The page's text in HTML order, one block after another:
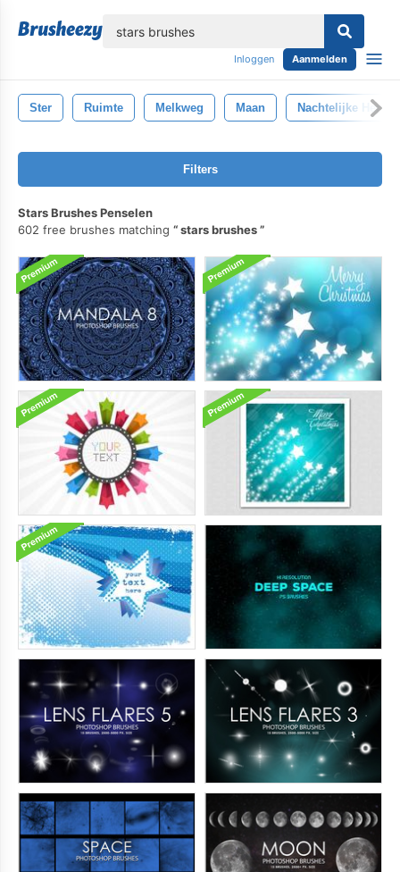
Inloggen Aanmelden
Ster Ruimte Melkweg Maan Nachtelijke Hemel
Filters
Stars Brushes Penselen
602 free brushes matching
stars brushes